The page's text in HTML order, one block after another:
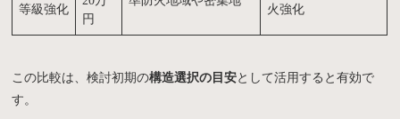
等級強化
円
火強化
この比較は、検討初期の構造選択の目安として活用すると有効で
す。